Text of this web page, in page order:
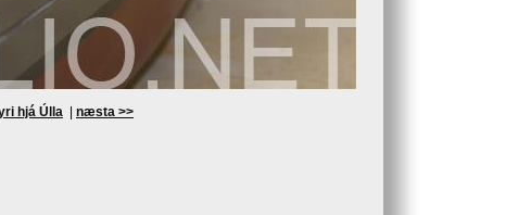
hjá Úlla næsta >>